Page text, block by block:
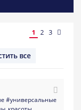
1 2 3
все
#универсальные